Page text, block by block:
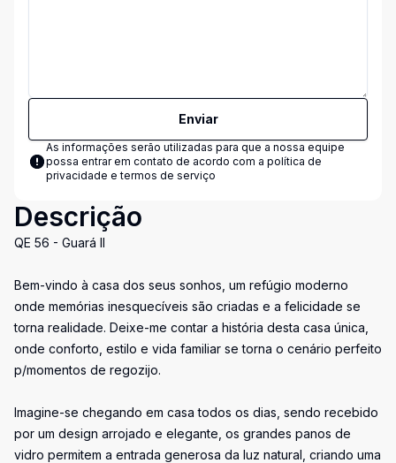
Enviar
As informações serão utilizadas para que a nossa equipe
possa entrar em contato de acordo com a política de
privacidade e termos de serviço
Descrição
QE 56 - Guará II
Bem-vindo à casa dos seus sonhos, um refúgio moderno
onde memórias inesquecíveis são criadas e a felicidade se
torna realidade. Deixe-me contar a história desta casa única,
onde conforto, estilo e vida familiar se torna o cenário perfeito
p/momentos de regozijo.
Imagine-se chegando em casa todos os dias, sendo recebido
por um design arrojado e elegante, os grandes panos de
vidro permitem a entrada generosa da luz natural, criando uma